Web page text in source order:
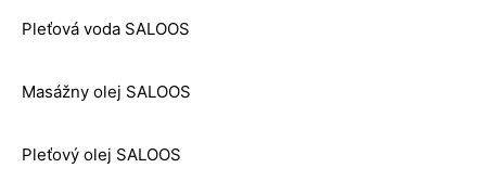
Pleťová voda SALOOS
Masážny olej SALOOS
Pleťový olej SALOOS